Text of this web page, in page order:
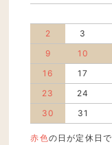
2
3
9
10
16
17
23
24
30
31
赤色の日が定休日で